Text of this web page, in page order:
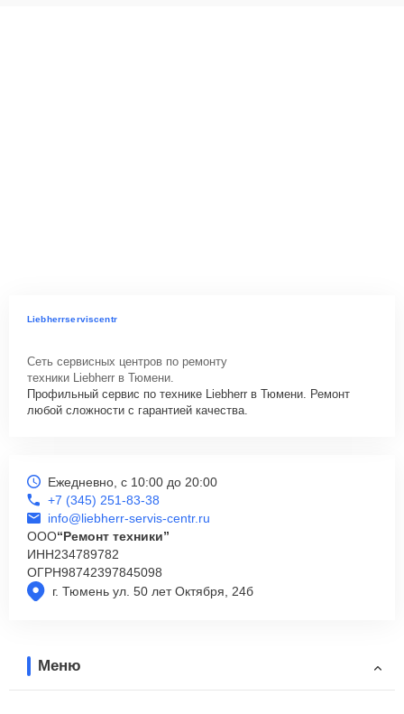
Liebherrserviscentr
Сеть сервисных центров по ремонту
техники Liebherr в Тюмени.
Профильный сервис по технике Liebherr в Тюмени. Ремонт
любой сложности с гарантией качества.
г. Тюмень ул. 50 лет Октября, 24б
Ежедневно, с 10:00 до 20:00
+7 (345) 251-83-38
info@liebherr-servis-centr.ru
ООО“Ремонт техники”
ИНН234789782
ОГРН98742397845098
Меню